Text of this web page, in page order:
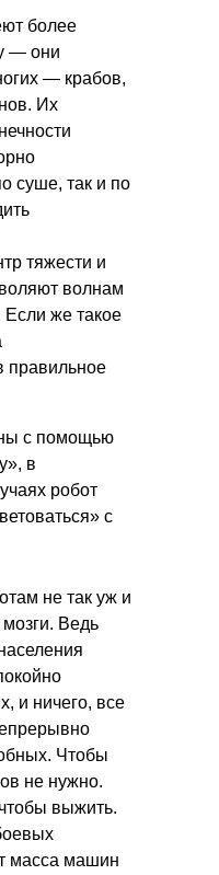
более
— они
— крабов,
Их
суше, так и по
тяжести и
волнам
Если же такое
правильное
с помощью
в
робот
с
не так уж и
Ведь
и ничего, все
Чтобы
не нужно.
выжить.
масса машин